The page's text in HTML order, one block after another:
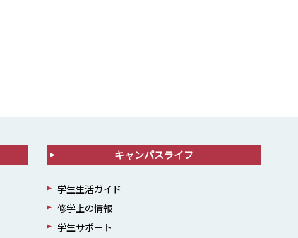
キャンパスライフ
学生生活ガイド
修学上の情報
学生サポート